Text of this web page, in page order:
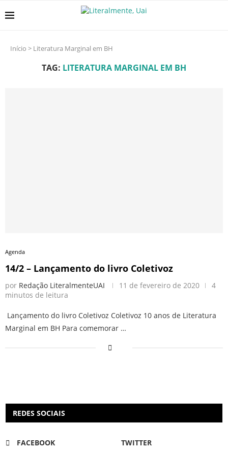
Início > Literatura Marginal em BH
TAG: LITERATURA MARGINAL EM BH
Agenda
14/2 – Lançamento do livro Coletivoz
por Redação LiteralmenteUAI 11 de fevereiro de 2020
4
minutos de leitura
Lançamento do livro Coletivoz Coletivoz 10 anos de Literatura
Marginal em BH Para comemorar …
REDES SOCIAIS
FACEBOOK
TWITTER